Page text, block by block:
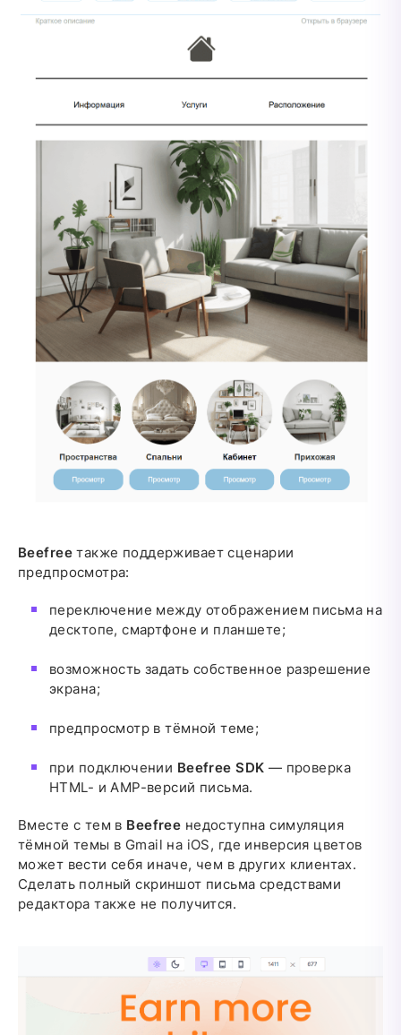
Beefreeтакже поддерживает сценарии
предпросмотра:
переключение между отображением письма на
десктопе, смартфоне и планшете;
возможность задать собственное разрешение
экрана;
предпросмотр в тёмной теме;
при подключении Beefree SDK — проверка
HTML- и AMP-версий письма.
Вместе с тем в Beefree недоступна симуляция
тёмной темы в Gmail на iOS, где инверсия цветов
может вести себя иначе, чем в других клиентах.
Сделать полный скриншот письма средствами
редактора также не получится.